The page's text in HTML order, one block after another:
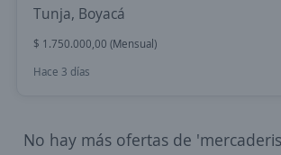
Tunja, Boyacá
$ 1.750.000,00 (Mensual)
Hace 3 días
No hay más ofertas de